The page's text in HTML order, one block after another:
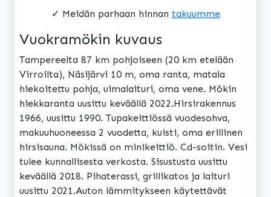
✓ Meidän parhaan hinnan takuumme
Vuokramökin kuvaus
Tampereelta 87 km pohjoiseen (20 km etelään
Virroilta), Näsijärvi 10 m, oma ranta, matala
hiekoitettu pohja, uimalaituri, oma vene. Mökin
hiekkaranta uusittu keväällä 2022.Hirsirakennus
1966, uusittu 1990. Tupakeittiössä vuodesohva,
makuuhuoneessa 2 vuodetta, kuisti, oma erillinen
hirsisauna. Mökissä on minikeittiö. Cd-soitin. Vesi
tulee kunnallisesta verkosta. Sisustusta uusittu
keväällä 2018. Pihaterassi, grillikatos ja laituri
uusittu 2021.Auton lämmitykseen käytettävät